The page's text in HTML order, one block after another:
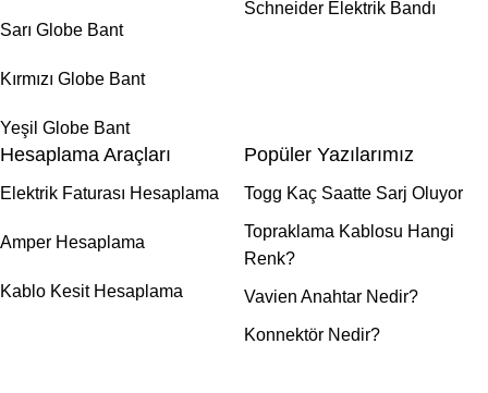
Sarı Globe Bant
Kırmızı Globe Bant
Yeşil Globe Bant
Schneider Elektrik Bandı
Hesaplama Araçları
Elektrik Faturası Hesaplama
Amper Hesaplama
Kablo Kesit Hesaplama
Popüler Yazılarımız
Togg Kaç Saatte Sarj Oluyor
Topraklama Kablosu Hangi
Renk?
Vavien Anahtar Nedir?
Konnektör Nedir?